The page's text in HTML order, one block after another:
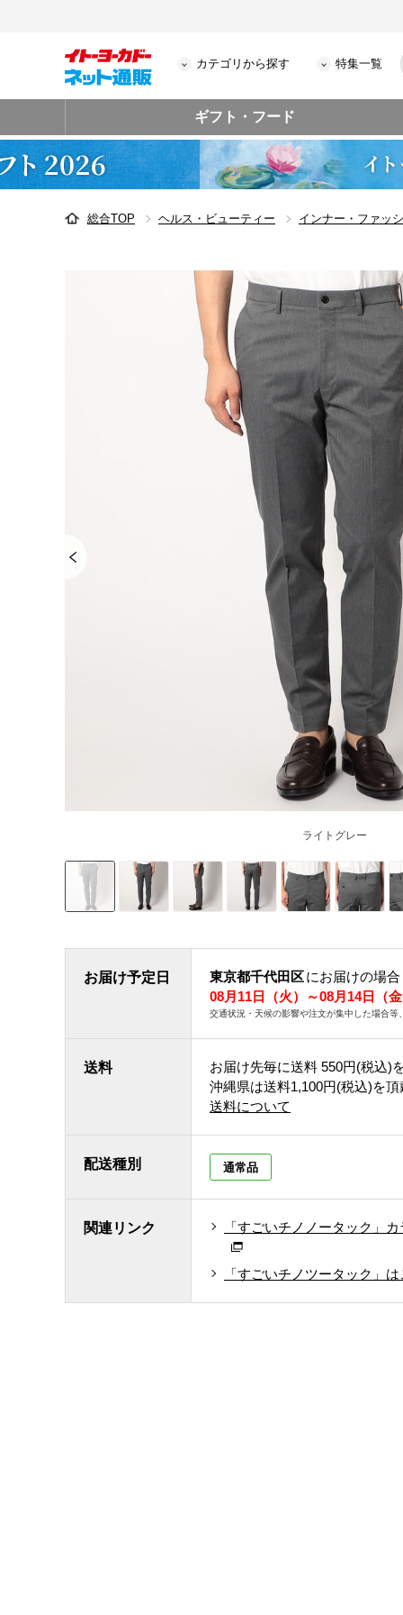
カテゴリから探す 特集一覧
ギフト・フード
総合TOP ヘルス・ビューティー インナー・ファッ
ライトグレー
お届け予定日 東京都千代田区にお届けの場合
08月11日（火）～08月14日（
交通状況・天候の影響や注文が集中した場合
送料 お届け先毎に送料 550円(税込)
沖縄県は送料1,100円(税込)を
送料について
配送種別 通常品
関連リンク 「すごいチノノータック」
「すごいチノツータック」